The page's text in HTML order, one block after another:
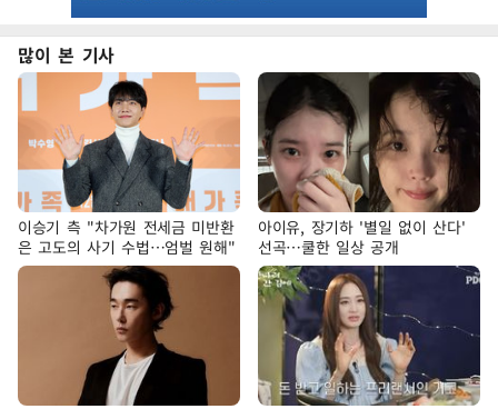
많이 본 기사
이승기 측 "차가원 전세금 미반환
은 고도의 사기 수법…엄벌 원해"
아이유, 장기하 '별일 없이 산다'
선곡…쿨한 일상 공개